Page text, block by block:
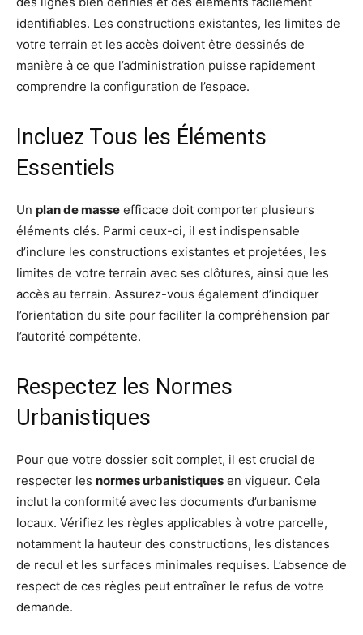
identifiables. Les constructions existantes, les limites de
votre terrain et les accès doivent être dessinés de
manière à ce que l’administration puisse rapidement
comprendre la configuration de l’espace.
Incluez Tous les Éléments
Essentiels
Un plan de masse efficace doit comporter plusieurs
éléments clés. Parmi ceux-ci, il est indispensable
d’inclure les constructions existantes et projetées, les
limites de votre terrain avec ses clôtures, ainsi que les
accès au terrain. Assurez-vous également d’indiquer
l’orientation du site pour faciliter la compréhension par
l’autorité compétente.
Respectez les Normes
Urbanistiques
Pour que votre dossier soit complet, il est crucial de
respecter les normes urbanistiques en vigueur. Cela
inclut la conformité avec les documents d’urbanisme
locaux. Vérifiez les règles applicables à votre parcelle,
notamment la hauteur des constructions, les distances
de recul et les surfaces minimales requises. L’absence de
respect de ces règles peut entraîner le refus de votre
demande.